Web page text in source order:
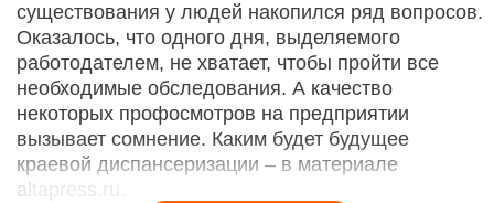
существования у людей накопился ряд вопросов.
Оказалось, что одного дня, выделяемого
работодателем, не хватает, чтобы пройти все
необходимые обследования. А качество
некоторых профосмотров на предприятии
вызывает сомнение. Каким будет будущее
краевой диспансеризации – в материале
altapress.ru.